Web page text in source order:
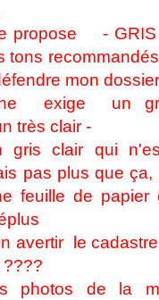
propose - GRIS
tons
mon
exige un
très clair -
gris clair qui
pas plus que
feuille de papier
avertir le
photos de la